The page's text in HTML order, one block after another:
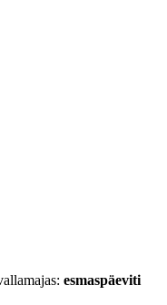
esmaspäeviti